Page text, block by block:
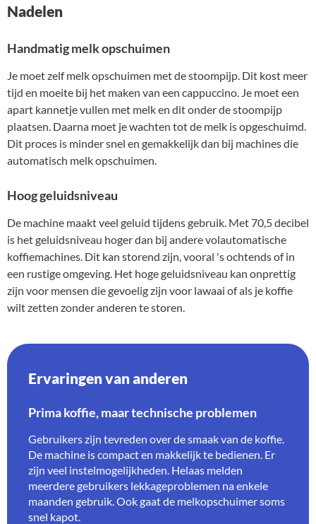
Nadelen
Handmatig melk opschuimen
Je moet zelf melk opschuimen met de stoompijp. Dit kost meer
tijd en moeite bij het maken van een cappuccino. Je moet een
apart kannetje vullen met melk en dit onder de stoompijp
plaatsen. Daarna moet je wachten tot de melk is opgeschuimd.
Dit proces is minder snel en gemakkelijk dan bij machines die
automatisch melk opschuimen.
Hoog geluidsniveau
De machine maakt veel geluid tijdens gebruik. Met 70,5 decibel
is het geluidsniveau hoger dan bij andere volautomatische
koffiemachines. Dit kan storend zijn, vooral 's ochtends of in
een rustige omgeving. Het hoge geluidsniveau kan onprettig
zijn voor mensen die gevoelig zijn voor lawaai of als je koffie
wilt zetten zonder anderen te storen.
Ervaringen van anderen
Prima koffie, maar technische problemen
Gebruikers zijn tevreden over de smaak van de koffie.
De machine is compact en makkelijk te bedienen. Er
zijn veel instelmogelijkheden. Helaas melden
meerdere gebruikers lekkageproblemen na enkele
maanden gebruik. Ook gaat de melkopschuimer soms
snel kapot.